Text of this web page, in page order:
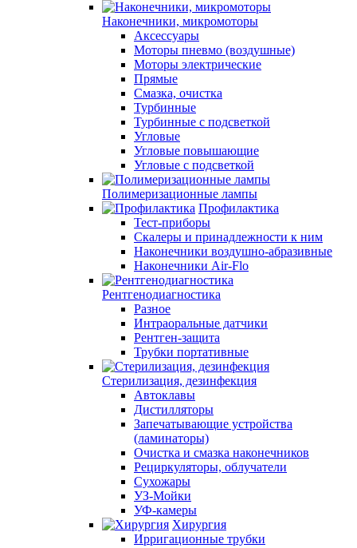
Наконечники, микромоторы
Аксессуары
Моторы пневмо (воздушные)
Моторы электрические
Прямые
Смазка, очистка
Турбинные
Турбинные с подсветкой
Угловые
Угловые повышающие
Угловые с подсветкой
Полимеризационные лампы
Профилактика
Тест-приборы
Скалеры и принадлежности к ним
Наконечники воздушно-абразивные
Наконечники Air-Flo
Рентгенодиагностика
Разное
Интраоральные датчики
Рентген-защита
Трубки портативные
Стерилизация, дезинфекция
Автоклавы
Дистилляторы
Запечатывающие устройства
(ламинаторы)
Очистка и смазка наконечников
Рециркуляторы, облучатели
Сухожары
УЗ-Мойки
УФ-камеры
Хирургия
Ирригационные трубки